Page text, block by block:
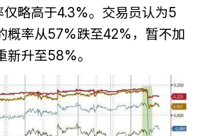
仅略高于4.3%。交易员认为5
概率从57%跌至42%，暂不加
升至58%。